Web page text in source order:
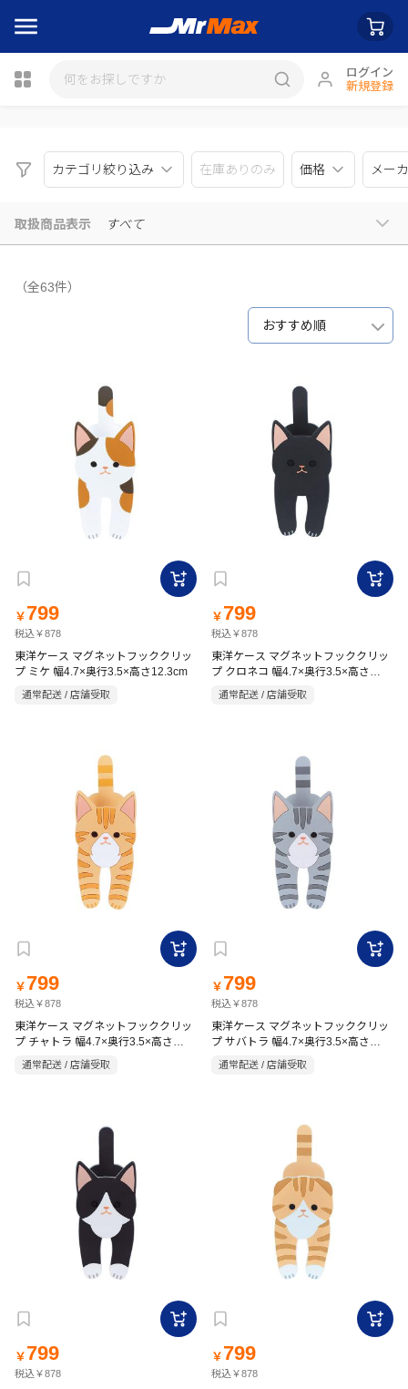
ログイン
新規登録
カテゴリ絞り込み 在庫ありのみ 価格 メー
取扱商品表示 すべて
（全63件）
おすすめ順
￥ 799
税込￥878
東洋ケース マグネットフッククリッ
プ ミケ 幅4.7×奥行3.5×高さ12.3cm
通常配送 / 店舗受取
￥ 799
税込￥878
東洋ケース マグネットフッククリッ
プ クロネコ 幅4.7×奥行3.5×高さ
通常配送 / 店舗受取
￥ 799
税込￥878
東洋ケース マグネットフッククリッ
プ チャトラ 幅4.7×奥行3.5×高さ
通常配送 / 店舗受取
￥ 799
税込￥878
東洋ケース マグネットフッククリッ
プ サバトラ 幅4.7×奥行3.5×高さ
通常配送 / 店舗受取
￥ 799
税込￥878
￥ 799
税込￥878